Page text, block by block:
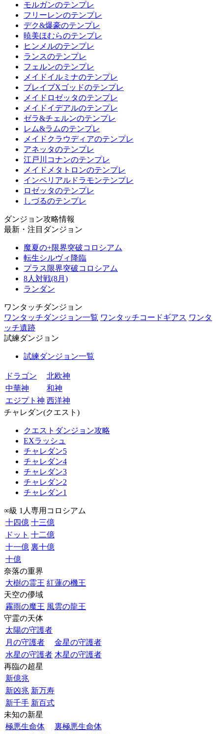
モルガンのテンプレ
フリーレンのテンプレ
デク&爆豪のテンプレ
暁美ほむらのテンプレ
ヒンメルのテンプレ
ランスのテンプレ
フェルンのテンプレ
メイドイルミナのテンプレ
ブレイブXゴッドのテンプレ
メイドロゼッタのテンプレ
メイドイデアルのテンプレ
ゼラ&チェルンのテンプレ
レム&ラムのテンプレ
メイドクラウディアのテンプレ
アネッタのテンプレ
江戸川コナンのテンプレ
メイドメタトロンのテンプレ
インペリアルドラモンテンプレ
ロゼッタのテンプレ
しづるのテンプレ
ダンジョン攻略情報
最新・注目ダンジョン
魔夏の+限界突破コロシアム
転生シルヴィ降臨
プラス限界突破コロシアム
8人対戦(8月)
ランダン
ワンタッチダンジョン
ワンタッチダンジョン一覧 ワンタッチコードギアス ワンタ
ッチ遺跡
試練ダンジョン
試練ダンジョン一覧
ドラゴン
北欧神
中華神
和神
エジプト神 西洋神
チャレダン(クエスト)
クエストダンジョン攻略
EXラッシュ
チャレダン5
チャレダン4
チャレダン3
チャレダン2
チャレダン1
∞級 1人専用コロシアム
十四億 十三億
ドット 十二億
十一億 裏十億
十億
奈落の重界
大樹の霊王 紅蓮の機王
天空の儚域
霧雨の魔王 風雲の龍王
守霊の天体
太陽の守護者
月の守護者
金星の守護者
水星の守護者 木星の守護者
再臨の超星
新億兆
新凶兆 新万寿
新千手 新百式
未知の新星
極悪生命体
裏極悪生命体